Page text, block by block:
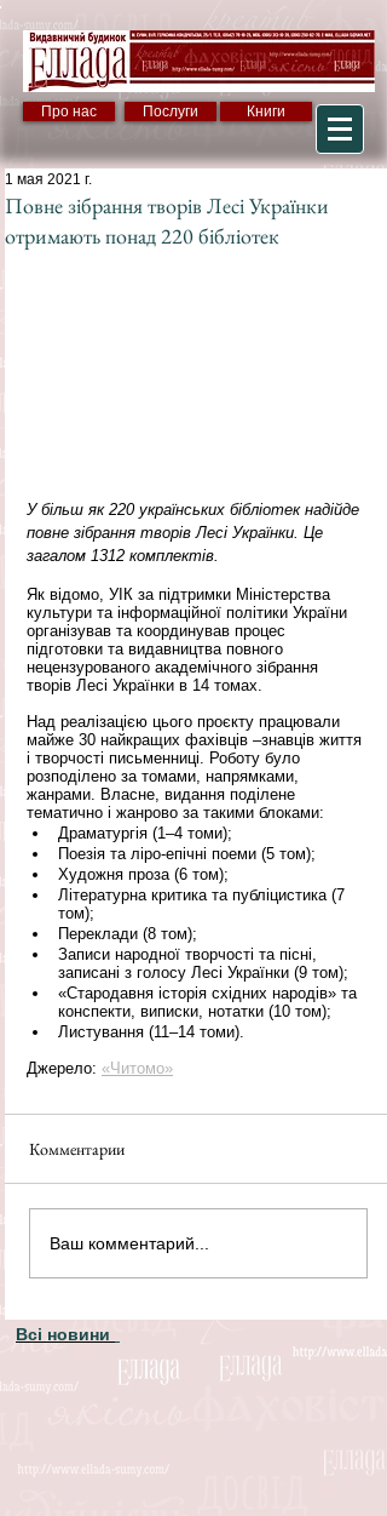
Про нас Послуги Книги
Повне зібрання творів Лесі Українки
отримають понад 220 бібліотек
1 мая 2021 г.
У більш як 220 українських бібліотек надійде
повне зібрання творів Лесі Українки. Це
загалом 1312 комплектів.
Як відомо, УІК за підтримки Міністерства
культури та інформаційної політики України
організував та координував процес
підготовки та видавництва повного
нецензурованого академічного зібрання
творів Лесі Українки в 14 томах.
Над реалізацією цього проєкту працювали
майже 30 найкращих фахівців –знавців життя
і творчості письменниці. Роботу було
розподілено за томами, напрямками,
жанрами. Власне, видання поділене
тематично і жанрово за такими блоками:
Драматургія (1–4 томи);
Поезія та ліро-епічні поеми (5 том);
Художня проза (6 том);
Літературна критика та публіцистика (7
том);
Переклади (8 том);
Записи народної творчості та пісні,
записані з голосу Лесі Українки (9 том);
«Стародавня історія східних народів» та
конспекти, виписки, нотатки (10 том);
Листування (11–14 томи).
Джерело: «Читомо»
Комментарии
Ваш комментарий...
Всі новини